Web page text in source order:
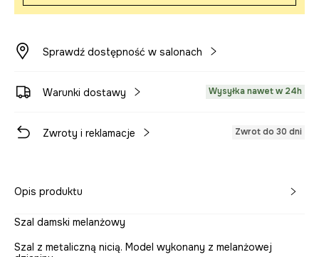
Sprawdź dostępność w salonach
Warunki dostawy Wysyłka nawet w 24h
Zwroty i reklamacje Zwrot do 30 dni
Opis produktu
Szal damski melanżowy
Szal z metaliczną nicią. Model wykonany z melanżowej